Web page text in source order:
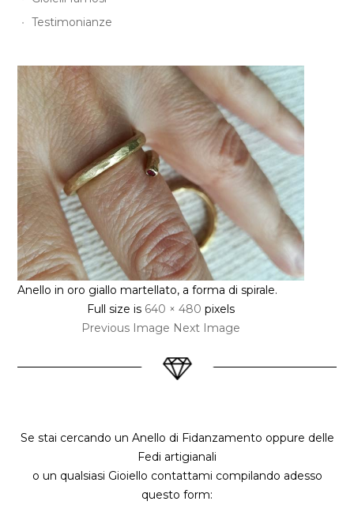
Testimonianze
Anello in oro giallo martellato, a forma di spirale.
Full size is 640 × 480 pixels
Previous Image Next Image
Se stai cercando un Anello di Fidanzamento oppure delle
Fedi artigianali
o un qualsiasi Gioiello contattami compilando adesso
questo form: